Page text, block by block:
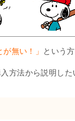
無い！」 という
方法から説明した